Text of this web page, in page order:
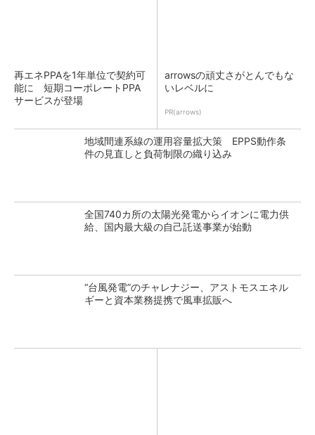
再エネPPAを1年単位で契約可
能に 短期コーポレートPPA
サービスが登場
arrowsの頑丈さがとんでもな
いレベルに
PR(arrows)
地域間連系線の運用容量拡大策 EPPS動作条
件の見直しと負荷制限の織り込み
全国740カ所の太陽光発電からイオンに電力供
給、国内最大級の自己託送事業が始動
“台風発電”のチャレナジー、アストモスエネル
ギーと資本業務提携で風車拡販へ